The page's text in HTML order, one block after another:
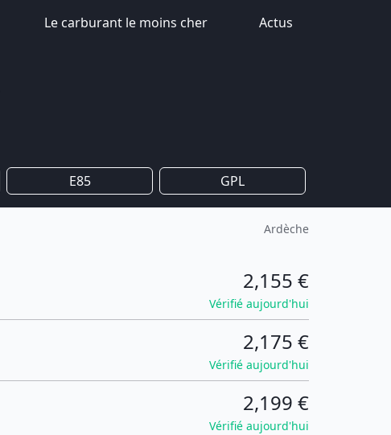
Le carburant le moins cher Actus
E85 GPL
Ardèche
2,155 €
Vérifié aujourd'hui
2,175 €
Vérifié aujourd'hui
2,199 €
Vérifié aujourd'hui